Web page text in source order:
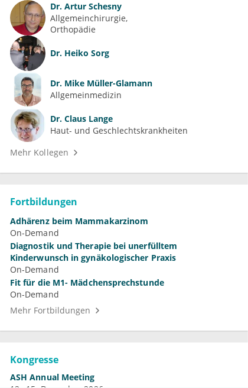
Dr. Artur Schesny
Allgemeinchirurgie
Orthopädie
Dr. Heiko Sorg
Dr. Mike Müller-Glamann
Allgemeinmedizin
Dr. Claus Lange
Haut- und Geschlechtskrankheiten
Mehr Kollegen
Fortbildungen
Adhärenz beim Mammakarzinom
On-Demand
Diagnostik und Therapie bei unerfülltem
Kinderwunsch in gynäkologischer Praxis
On-Demand
Fit für die M1- Mädchensprechstunde
On-Demand
Mehr Fortbildungen
Kongresse
ASH Annual Meeting